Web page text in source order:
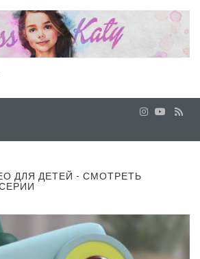
ДЛЯ ДЕТЕЙ - СМОТРЕТЬ